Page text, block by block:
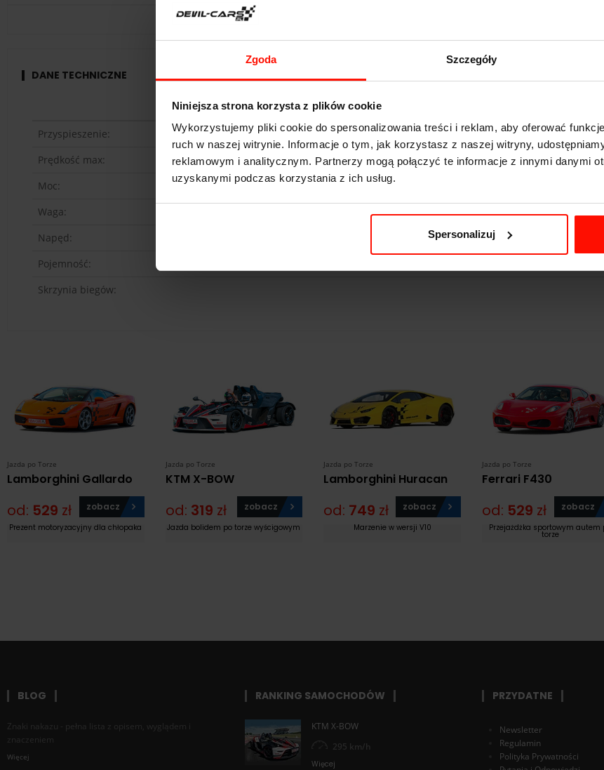
Zgoda Szczegóły
Niniejsza strona korzysta z plików cookie
Wykorzystujemy pliki cookie do spersonalizowania treści i reklam, aby oferować
ruch w naszej witrynie. Informacje o tym, jak korzystasz z naszej witryny,
reklamowym i analitycznym. Partnerzy mogą połączyć te informacje z innymi danymi
uzyskanymi podczas korzystania z ich usług.
Spersonalizuj
DANE TECHNICZNE
Lotus Elise
Przyspieszenie:
4.6s do 100 km/h
Prędkość max:
233km/h
Moc:
220KM
Waga:
kg
Napęd:
Pojemność:
Skrzynia biegów:
Jazda po Torze
Lamborghini Gallardo
od: 529 zł zobacz
Prezent motoryzacyjny dla chłopaka
Jazda po Torze
KTM X-BOW
od: 319 zł zobacz
Jazda bolidem po torze wyścigowym
Jazda po Torze
Lamborghini Huracan
od: 749 zł zobacz
Marzenie w wersji V10
Jazda po Torze
Ferrari F430
od: 529 zł zobacz
Przejażdżka sportowym autem
torze
BLOG
Znaki nakazu - pełna lista z opisem, wyglądem i
znaczeniem
Więcej
RANKING SAMOCHODÓW
KTM X-BOW
295 km/h
Więcej
PRZYDATNE
Newsletter
Regulamin
Polityka Prywatności